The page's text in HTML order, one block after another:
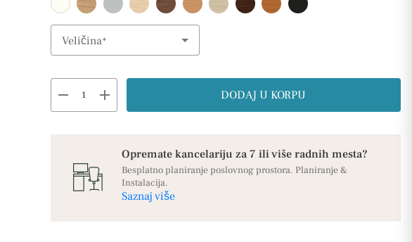
Veličina
Select Option
remove add DODAJ U KORPU
Opremate kancelariju za 7 ili više radnih mesta?
Besplatno planiranje poslovnog prostora. Planiranje &
Instalacija.
Saznaj više